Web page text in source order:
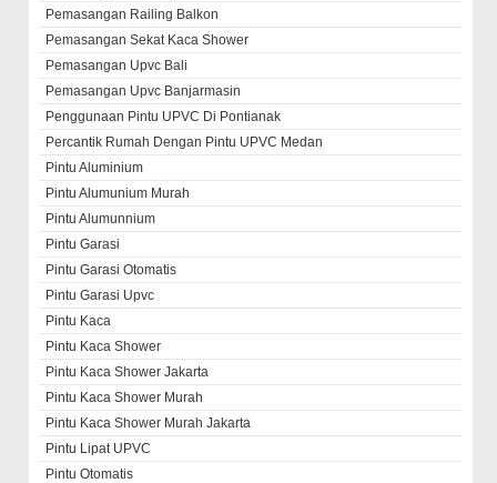
Pemasangan Railing Balkon
Pemasangan Sekat Kaca Shower
Pemasangan Upvc Bali
Pemasangan Upvc Banjarmasin
Penggunaan Pintu UPVC Di Pontianak
Percantik Rumah Dengan Pintu UPVC Medan
Pintu Aluminium
Pintu Alumunium Murah
Pintu Alumunnium
Pintu Garasi
Pintu Garasi Otomatis
Pintu Garasi Upvc
Pintu Kaca
Pintu Kaca Shower
Pintu Kaca Shower Jakarta
Pintu Kaca Shower Murah
Pintu Kaca Shower Murah Jakarta
Pintu Lipat UPVC
Pintu Otomatis